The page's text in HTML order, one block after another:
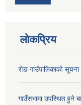
लोकप्रिय
राेङ गाउँपालिकाको सूचना
गाउँसभामा उपस्थित हुने